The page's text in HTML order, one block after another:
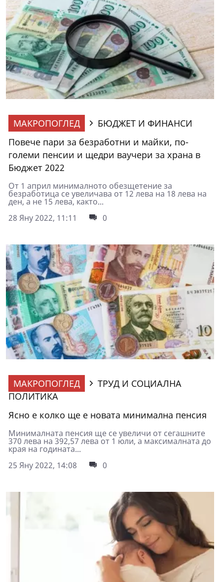
МАКРОПОГЛЕД
БЮДЖЕТ И ФИНАНСИ
Повече пари за безработни и майки, по-
големи пенсии и щедри ваучери за храна в
Бюджет 2022
От 1 април минималното обезщетение за
безработица се увеличава от 12 лева на 18 лева на
ден, а не 15 лева, както...
28 Яну 2022, 11:11
0
МАКРОПОГЛЕД
ТРУД И СОЦИАЛНА
ПОЛИТИКА
Ясно е колко ще е новата минимална пенсия
Минималната пенсия ще се увеличи от сегашните
370 лева на 392,57 лева от 1 юли, а максималната до
края на годината...
25 Яну 2022, 14:08
0